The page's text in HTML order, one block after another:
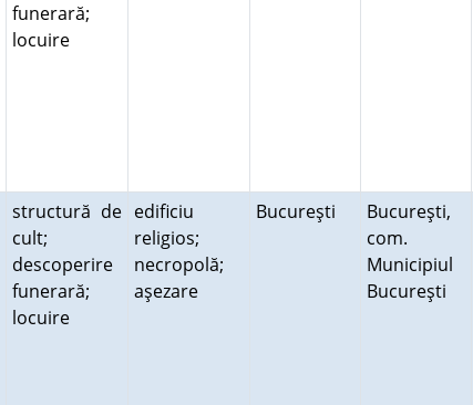
funerară;
locuire
structură de
cult;
descoperire
funerară;
locuire
edificiu
religios;
necropolă;
aşezare
Bucureşti
Bucureşti,
com.
Municipiul
Bucureşti